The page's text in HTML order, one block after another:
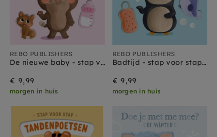
REBO PUBLISHERS
De nieuwe baby - stap voor stap 0 jr+
€ 9,99
morgen in huis
REBO PUBLISHERS
Badtijd - stap voor stap 0 jr+
€ 9,99
morgen in huis